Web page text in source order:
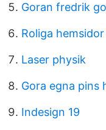
Goran fredrik
Roliga
Laser physik
Gora egna pins
Indesign 19